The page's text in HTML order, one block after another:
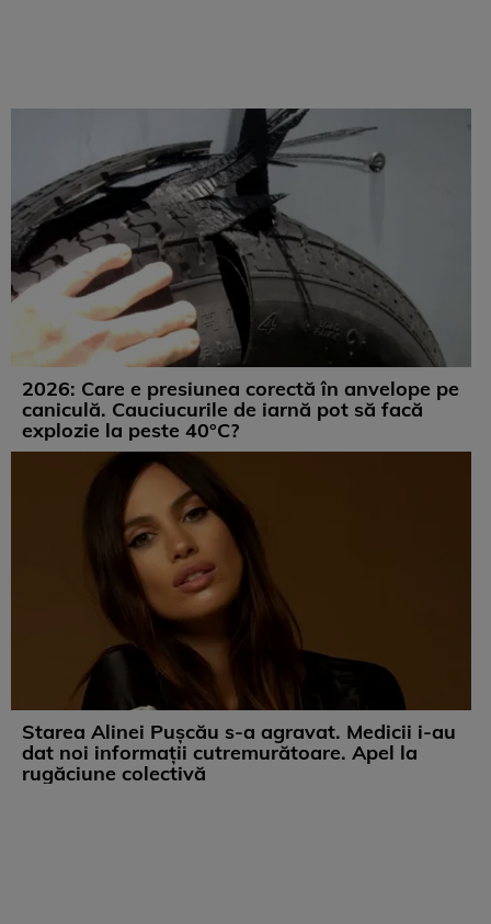
2026: Care e presiunea corectă în anvelope pe
caniculă. Cauciucurile de iarnă pot să facă
explozie la peste 40°C?
Starea Alinei Pușcău s-a agravat. Medicii i-au
dat noi informații cutremurătoare. Apel la
rugăciune colectivă